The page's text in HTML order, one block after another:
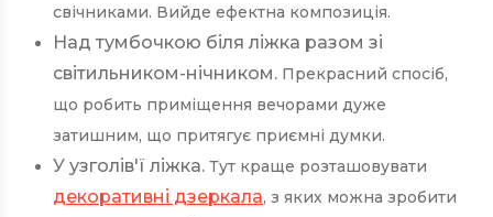
свічниками. Вийде ефектна композиція.
Над тумбочкою біля ліжка разом зі
світильником-нічником. Прекрасний спосіб,
що робить приміщення вечорами дуже
затишним, що притягує приємні думки.
У узголів'ї ліжка. Тут краще розташовувати
декоративні дзеркала, з яких можна зробити